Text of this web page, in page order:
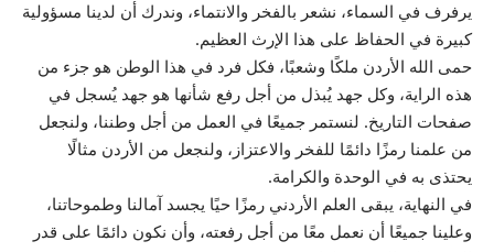
يرفرف في السماء، نشعر بالفخر والانتماء، وندرك أن لدينا مسؤولية
كبيرة في الحفاظ على هذا الإرث العظيم.
حمى الله الأردن ملكًا وشعبًا، فكل فرد في هذا الوطن هو جزء من
هذه الراية، وكل جهد يُبذل من أجل رفع شأنها هو جهد يُسجل في
صفحات التاريخ. لنستمر جميعًا في العمل من أجل وطننا، ولنجعل
من علمنا رمزًا دائمًا للفخر والاعتزاز، ولنجعل من الأردن مثالًا
يحتذى به في الوحدة والكرامة.
في النهاية، يبقى العلم الأردني رمزًا حيًا يجسد آمالنا وطموحاتنا،
وعلينا جميعًا أن نعمل معًا من أجل رفعته، وأن نكون دائمًا على قدر